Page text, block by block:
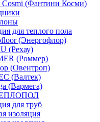
Cosmi (Фантини Косми)
для теплого пола
(Энергофлор)
(Рехау)
(Роммер)
(Овентроп)
(Валтек)
(Вармега)
для труб
изоляция